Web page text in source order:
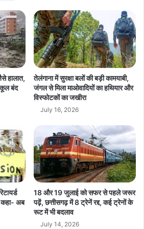
breaking news
chief minister
News hindi news
today news
हालात,
बंद
तेलंगाना में सुरक्षा बलों की बड़ी कामयाबी,
जंगल से मिला माओवादियों का हथियार और
विस्फोटकों का जखीरा
July 16, 2026
कहा- अब
18 और 19 जुलाई को सफर से पहले जरूर
पढ़ें, छत्तीसगढ़ में 8 ट्रेनें रद्द, कई ट्रेनों के
रूट में भी बदलाव
July 14, 2026